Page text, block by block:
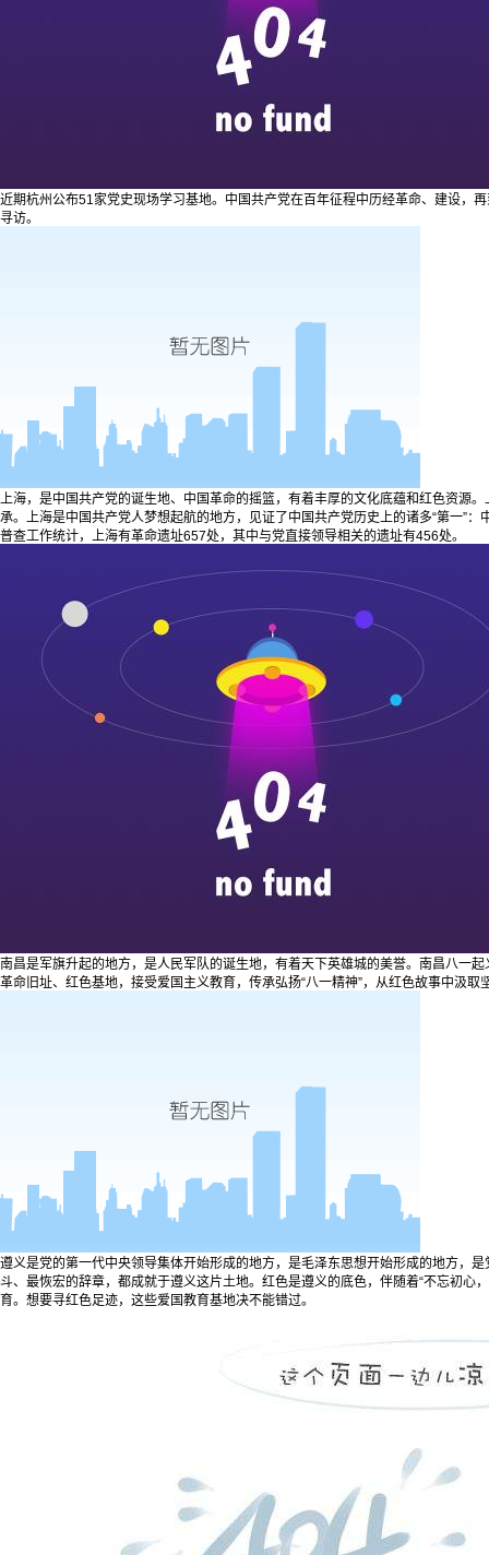
近期杭州公布51家党史现场学习基地。中国共产党在百年征程中历经革命、建设，
寻访。
上海，是中国共产党的诞生地、中国革命的摇篮，有着丰厚的文化底蕴和红色资源
承。上海是中国共产党人梦想起航的地方，见证了中国共产党历史上的诸多“第一
普查工作统计，上海有革命遗址657处，其中与党直接领导相关的遗址有456处。
南昌是军旗升起的地方，是人民军队的诞生地，有着天下英雄城的美誉。南昌八
革命旧址、红色基地，接受爱国主义教育，传承弘扬“八一精神”，从红色故事中汲
遵义是党的第一代中央领导集体开始形成的地方，是毛泽东思想开始形成的地方，
斗、最恢宏的辞章，都成就于遵义这片土地。红色是遵义的底色，伴随着“不忘初心
育。想要寻红色足迹，这些爱国教育基地决不能错过。